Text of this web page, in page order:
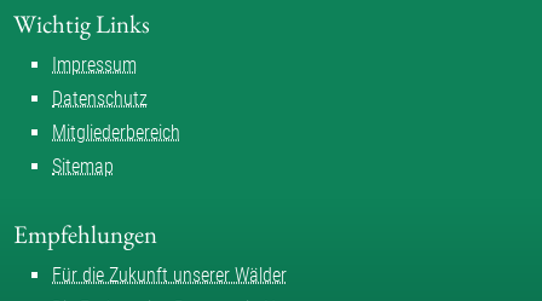
Wichtig Links
Impressum
Datenschutz
Mitgliederbereich
Sitemap
Empfehlungen
Für die Zukunft unserer Wälder